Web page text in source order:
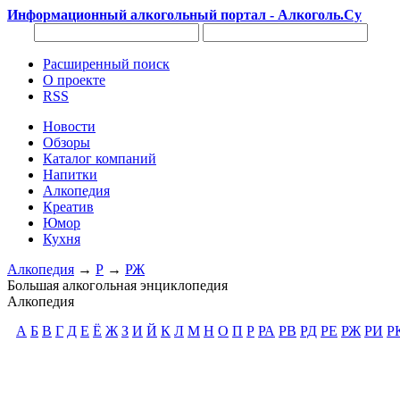
Информационный алкогольный портал - Алкоголь.Су
Расширенный поиск
О проекте
RSS
Новости
Обзоры
Каталог компаний
Напитки
Алкопедия
Креатив
Юмор
Кухня
Алкопедия → Р → РЖ
Большая алкогольная энциклопедия
Алкопедия
А Б В Г Д Е Ё Ж З И Й К Л М Н О П Р РА РВ РД РЕ РЖ РИ